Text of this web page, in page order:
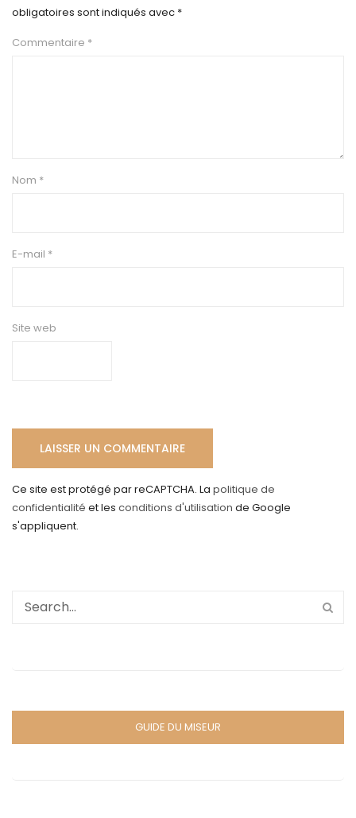
obligatoires sont indiqués avec *
Commentaire *
Nom *
E-mail *
Site web
Ce site est protégé par reCAPTCHA. La politique de
confidentialité et les conditions d'utilisation de Google
s'appliquent.
GUIDE DU MISEUR